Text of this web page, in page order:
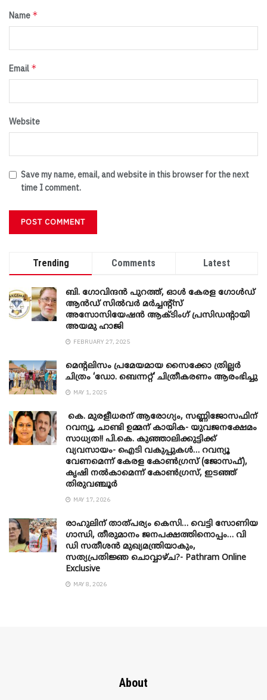
Name *
Email *
Website
Save my name, email, and website in this browser for the next
time I comment.
Trending Comments Latest
ബി. ​ഗോവിന്ദൻ പുറത്ത്, ഓൾ കേരള ഗോൾഡ്
ആൻഡ് സിൽവർ മർച്ചന്റ്സ്
അസോസിയേഷൻ ആക്ടിംഗ് പ്രസിഡന്റായി
അയമു ഹാജി
FEBRUARY 27, 2025
മെന്‍റലിസം പ്രമേയമായ സൈക്കോ ത്രില്ലർ
ചിത്രം ‘ഡോ. ബെന്നറ്റ്’ ചിത്രീകരണം ആരംഭിച്ചു
MAY 1, 2025
കെ. മുരളീധരന് ആരോഗ്യം, സണ്ണിജോസഫിന്
റവന്യൂ, ചാണ്ടി ഉമ്മന് കായിക- യുവജനക്ഷേമം
സാധ്യത!! പി.കെ. കുഞ്ഞാലിക്കുട്ടിക്ക്
വ്യവസായം- ഐടി വകുപ്പുകൾ… റവന്യൂ
വേണമെന്ന് കേരള കോൺഗ്രസ് (ജോസഫ്),
കൃഷി നൽകാമെന്ന് കോൺഗ്രസ്, ഇടഞ്ഞ്
തിരുവഞ്ചൂർ
MAY 17, 2026
രാഹുലിന് താത്പര്യം കെസി… വെട്ടി സോണിയ
​ഗാന്ധി, തീരുമാനം ജനപക്ഷത്തിനൊപ്പം… വി
ഡി സതീശൻ മുഖ്യമന്ത്രിയാകും,
സത്യപ്രതിജ്ഞ ചൊവ്വാഴ്ച?- Pathram Online
Exclusive
MAY 8, 2026
About